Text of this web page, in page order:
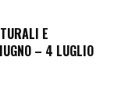
E
– 4 LUGLIO